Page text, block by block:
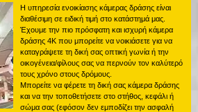
Η υπηρεσία ενοικίασης κάμερας δράσης είναι
διαθέσιμη σε ειδική τιμή στο κατάστημά μας.
Έχουμε την πιο πρόσφατη και ισχυρή κάμερα
δράσης 4K που μπορείτε να νοικιάσετε για να
καταγράψετε τη δική σας οπτική γωνία ή την
οικογένεια/φίλους σας να περνούν τον καλύτερό
τους χρόνο στους δρόμους.
Μπορείτε να φέρετε τη δική σας κάμερα δράσης
και να την τοποθετήσετε στο στήθος, κεφάλι ή
σώμα σας (εφόσον δεν εμποδίζει την ασφαλή